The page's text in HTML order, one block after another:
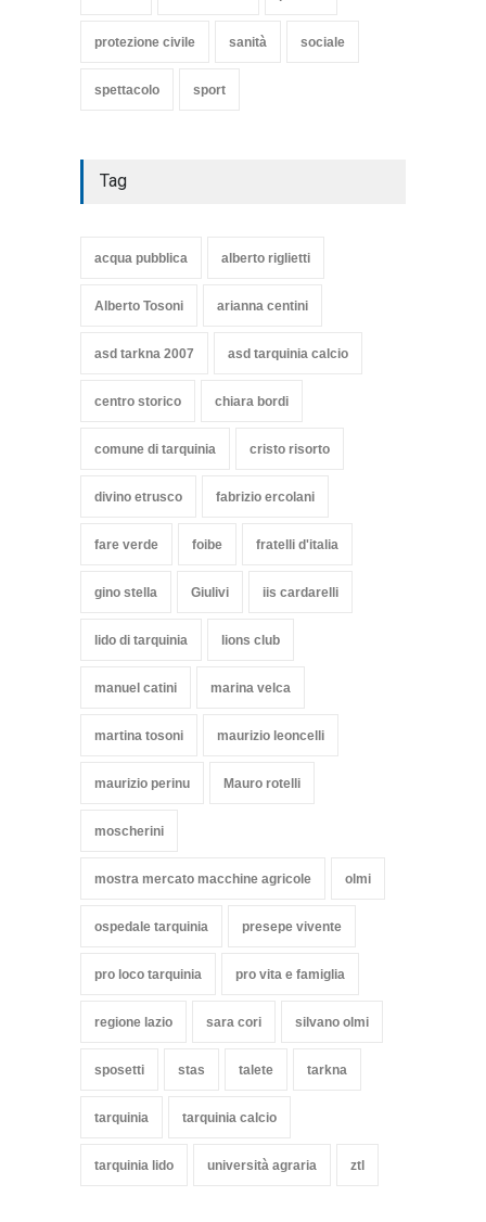
protezione civile sanità sociale
spettacolo sport
Tag
acqua pubblica alberto riglietti
Alberto Tosoni arianna centini
asd tarkna 2007 asd tarquinia calcio
centro storico chiara bordi
comune di tarquinia cristo risorto
divino etrusco fabrizio ercolani
fare verde foibe fratelli d'italia
gino stella Giulivi iis cardarelli
lido di tarquinia lions club
manuel catini marina velca
martina tosoni maurizio leoncelli
maurizio perinu Mauro rotelli
moscherini
mostra mercato macchine agricole olmi
ospedale tarquinia presepe vivente
pro loco tarquinia pro vita e famiglia
regione lazio sara cori silvano olmi
sposetti stas talete tarkna
tarquinia tarquinia calcio
tarquinia lido università agraria ztl